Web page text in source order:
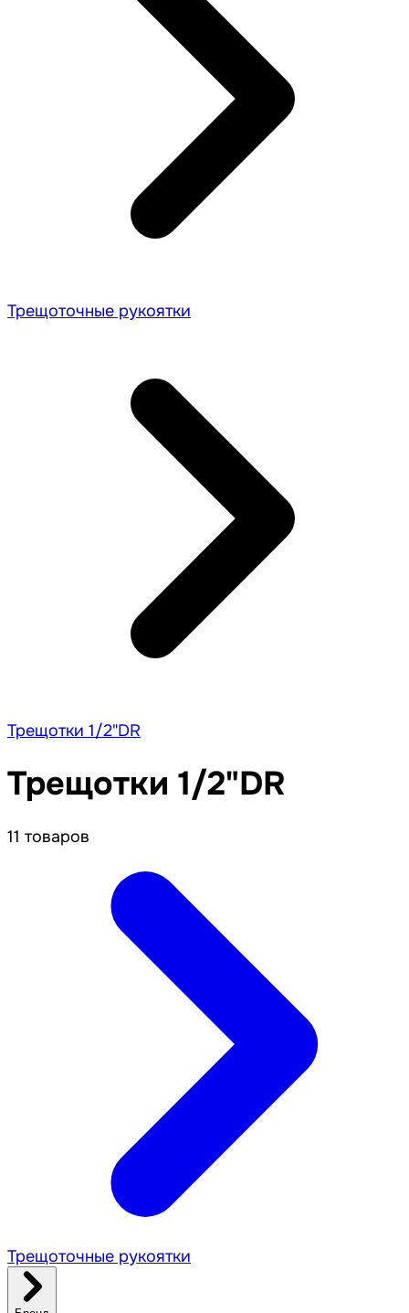
Трещоточные рукоятки
Трещотки 1/2"DR
Трещотки 1/2"DR
11 товаров
Трещоточные рукоятки